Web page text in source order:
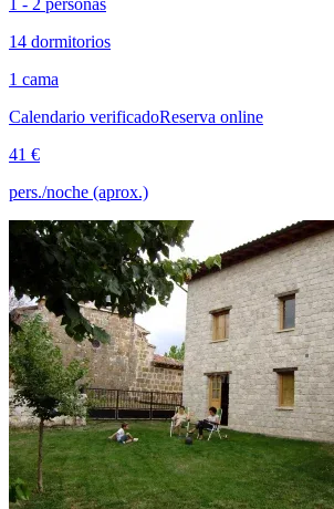
1 - 2 personas
14 dormitorios
1 cama
Calendario verificadoReserva online
41 €
pers./noche (aprox.)